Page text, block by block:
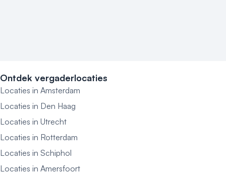
Ontdek vergaderlocaties
Locaties in Amsterdam
Locaties in Den Haag
Locaties in Utrecht
Locaties in Rotterdam
Locaties in Schiphol
Locaties in Amersfoort